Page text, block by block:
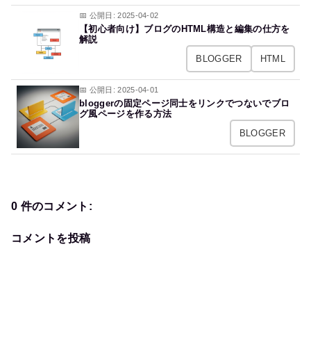
📅 公開日: 2025-04-02
【初心者向け】ブログのHTML構造と編集の仕方を
解説
BLOGGER
HTML
📅 公開日: 2025-04-01
bloggerの固定ページ同士をリンクでつないでブロ
グ風ページを作る方法
BLOGGER
0 件のコメント:
コメントを投稿